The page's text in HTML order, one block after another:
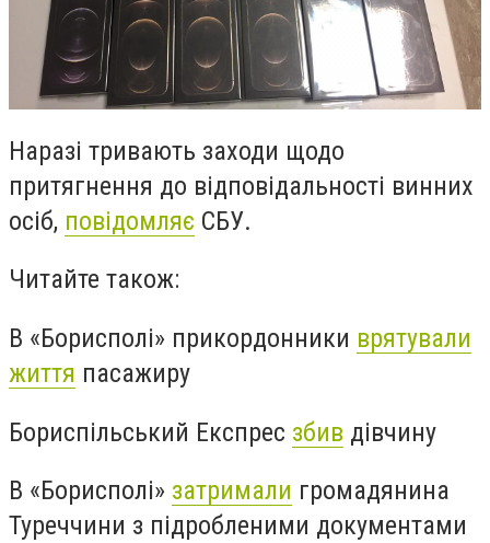
Наразі тривають заходи щодо
притягнення до відповідальності винних
осіб, повідомляє СБУ.
Читайте також:
В «Борисполі» прикордонники врятували
життя пасажиру
Бориспільський Експрес збив дівчину
В «Борисполі» затримали громадянина
Туреччини з підробленими документами